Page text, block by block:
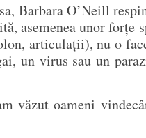
Barbara O’Neill
asemenea unor forțe
articulații), nu o
un virus sau un
văzut oameni